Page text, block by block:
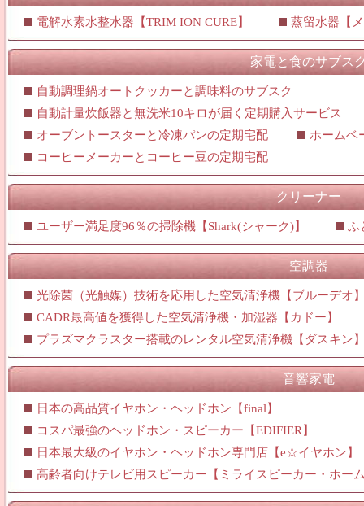
電解水素水整水器【TRIM ION CURE】 蒸留水器【
家電と食のサブス
自動調理鍋オートクッカーと調味料のサブスク
自動計量炊飯器と無洗米10キロが届く定期購入サービス
オーブントースターと冷凍パンの定期宅配
ホームベ
コーヒーメーカーとコーヒー豆の定期宅配
クリーナー
ユーザー満足度96％の掃除機【Shark(シャーク)】 ふ
空調器
光除菌（光触媒）技術を応用した空気清浄機【ブルーデオ
CADR最高値を獲得した空気清浄機・加湿器【カドー】
プラズマクラスター搭載のレンタル空気清浄機【ダスキン
音響家電
日本の高品質イヤホン・ヘッドホン【final】
コスパ最強のヘッドホン・スピーカー【EDIFIER】
日本最大級のイヤホン・ヘッドホン専門店【e☆イヤホン】
高齢者向けテレビ用スピーカー【ミライスピーカー・ホー